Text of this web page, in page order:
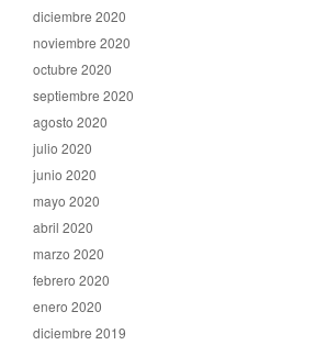
diciembre 2020
noviembre 2020
octubre 2020
septiembre 2020
agosto 2020
julio 2020
junio 2020
mayo 2020
abril 2020
marzo 2020
febrero 2020
enero 2020
diciembre 2019